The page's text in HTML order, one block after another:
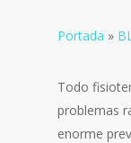
Portada »
Todo
problemas
enorme